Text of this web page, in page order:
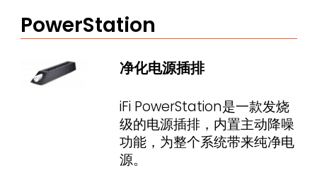
PowerStation
净化电源插排
iFi PowerStation是一款发烧
级的电源插排，内置主动降噪
功能，为整个系统带来纯净电
源。